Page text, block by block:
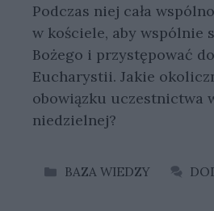
Podczas niej cała
w kościele, aby wspólnie
Bożego i przystępować
Eucharystii. Jakie
obowiązku uczestnictwa
niedzielnej?
KATEGORIE
BAZA WIEDZY